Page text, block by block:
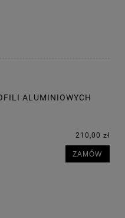
ALUMINIOWYCH
210,00 zł
ZAMÓW